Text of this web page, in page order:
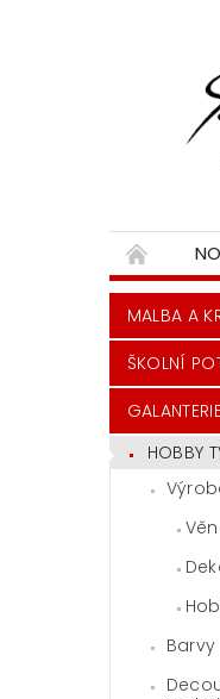
MALBA A
ŠKOLNÍ
HOBBY
Barvy